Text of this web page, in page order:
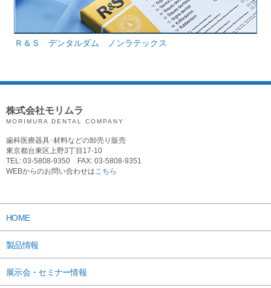
Ｒ＆Ｓ デンタルダム ノンラテックス
株式会社モリムラ
MORIMURA DENTAL COMPANY
歯科医療器具･材料などの卸売り販売
東京都台東区上野3丁目17-10
TEL: 03-5808-9350 FAX: 03-5808-9351
WEBからのお問い合わせはこちら
HOME
製品情報
展示会・セミナー情報